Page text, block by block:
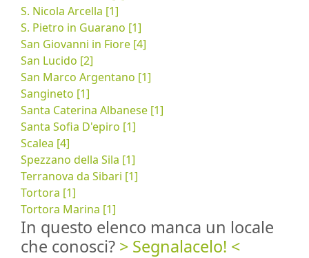
S. Nicola Arcella [1]
S. Pietro in Guarano [1]
San Giovanni in Fiore [4]
San Lucido [2]
San Marco Argentano [1]
Sangineto [1]
Santa Caterina Albanese [1]
Santa Sofia D'epiro [1]
Scalea [4]
Spezzano della Sila [1]
Terranova da Sibari [1]
Tortora [1]
Tortora Marina [1]
In questo elenco manca un locale
che conosci? > Segnalacelo! <